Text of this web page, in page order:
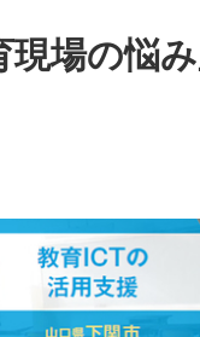
場の悩み